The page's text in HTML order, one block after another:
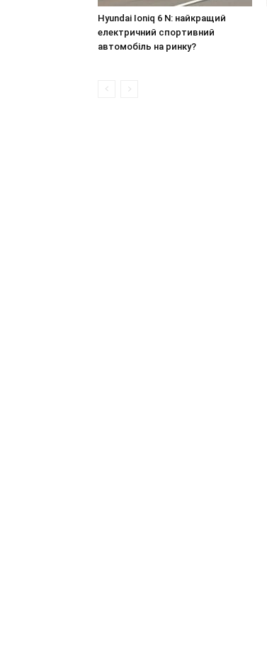
Hyundai Ioniq 6 N: найкращий
електричний спортивний
автомобіль на ринку?